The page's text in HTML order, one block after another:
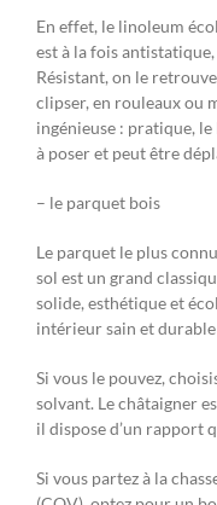
En effet, le linoleum
est à la fois
Résistant, on le
clipser, en rouleaux ou
ingénieuse : pratique,
à poser et peut être
– le parquet bois
Le parquet le plus
sol est un grand
solide, esthétique et
intérieur sain et durable
Si vous le pouvez,
solvant. Le châtaigner
il dispose d’un rapport
Si vous partez à la